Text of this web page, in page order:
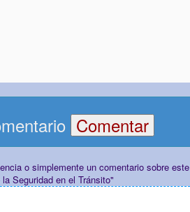
o simplemente un comentario sobre este
Seguridad en el Tránsito"